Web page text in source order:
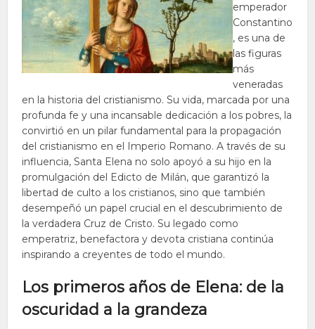
emperador
Constantino
, es una de
las figuras
más
veneradas
en la historia del cristianismo. Su vida, marcada por una
profunda fe y una incansable dedicación a los pobres, la
convirtió en un pilar fundamental para la propagación
del cristianismo en el Imperio Romano. A través de su
influencia, Santa Elena no solo apoyó a su hijo en la
promulgación del Edicto de Milán, que garantizó la
libertad de culto a los cristianos, sino que también
desempeñó un papel crucial en el descubrimiento de
la verdadera Cruz de Cristo. Su legado como
emperatriz, benefactora y devota cristiana continúa
inspirando a creyentes de todo el mundo.
Los primeros años de Elena: de la
oscuridad a la grandeza